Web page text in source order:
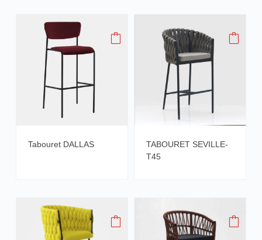
Tabouret DALLAS
TABOURET SEVILLE-
T45